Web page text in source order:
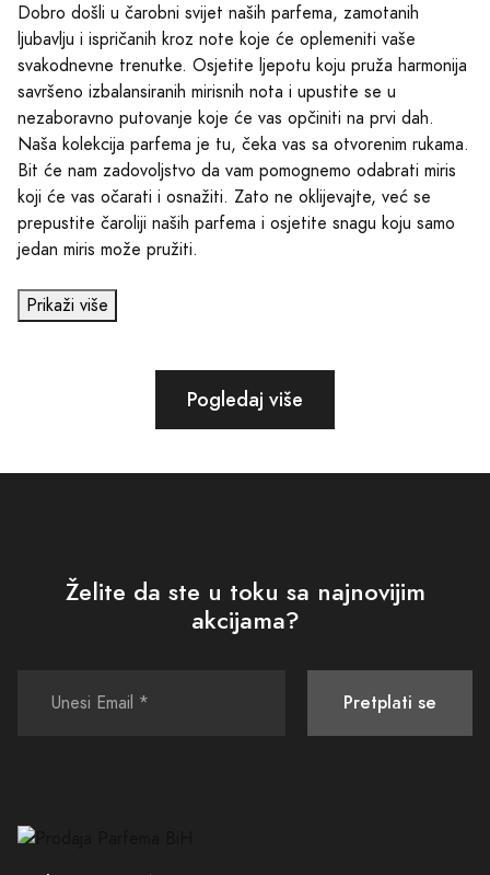
Dobro došli u čarobni svijet naših parfema, zamotanih
ljubavlju i ispričanih kroz note koje će oplemeniti vaše
svakodnevne trenutke. Osjetite ljepotu koju pruža harmonija
savršeno izbalansiranih mirisnih nota i upustite se u
nezaboravno putovanje koje će vas opčiniti na prvi dah.
Naša kolekcija parfema je tu, čeka vas sa otvorenim rukama.
Bit će nam zadovoljstvo da vam pomognemo odabrati miris
koji će vas očarati i osnažiti. Zato ne oklijevajte, već se
prepustite čaroliji naših parfema i osjetite snagu koju samo
jedan miris može pružiti.
Prikaži više
Pogledaj više
Želite da ste u toku sa najnovijim
akcijama?
Pretplati se